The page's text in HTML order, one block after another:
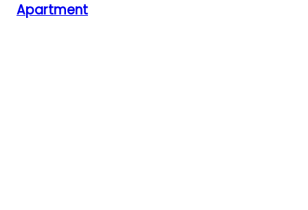
Apartment